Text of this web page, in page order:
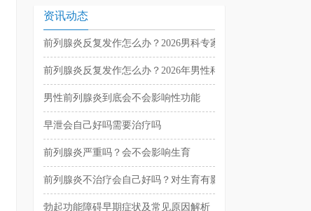
资讯动态
前列腺炎反复发作怎么办？2026男科专家解析治疗与预防方法
前列腺炎反复发作怎么办？2026年男性科学防治与日常调理指
男性前列腺炎到底会不会影响性功能
早泄会自己好吗需要治疗吗
前列腺炎严重吗？会不会影响生育
前列腺炎不治疗会自己好吗？对生育有影响吗
勃起功能障碍早期症状及常见原因解析